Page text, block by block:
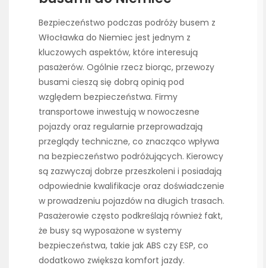
Bezpieczeństwo podczas podróży busem z
Włocławka do Niemiec jest jednym z
kluczowych aspektów, które interesują
pasażerów. Ogólnie rzecz biorąc, przewozy
busami cieszą się dobrą opinią pod
względem bezpieczeństwa. Firmy
transportowe inwestują w nowoczesne
pojazdy oraz regularnie przeprowadzają
przeglądy techniczne, co znacząco wpływa
na bezpieczeństwo podróżujących. Kierowcy
są zazwyczaj dobrze przeszkoleni i posiadają
odpowiednie kwalifikacje oraz doświadczenie
w prowadzeniu pojazdów na długich trasach.
Pasażerowie często podkreślają również fakt,
że busy są wyposażone w systemy
bezpieczeństwa, takie jak ABS czy ESP, co
dodatkowo zwiększa komfort jazdy.